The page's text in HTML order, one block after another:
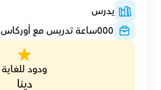
يدرس
٥٥٥ساعة تدريس مع أوركاس
ودود للغاية
دينا